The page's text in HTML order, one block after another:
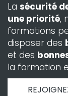
La sécurité
une priorité,
formations
disposer des
et des
la formation